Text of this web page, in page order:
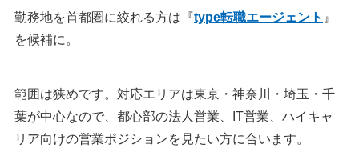
勤務地を首都圏に絞れる方は『type転職エージェント 』
を候補に。
範囲は狭めです。対応エリアは東京・神奈川・埼玉・千
葉が中心なので、都心部の法人営業、IT営業、ハイキャ
リア向けの営業ポジションを見たい方に合います。